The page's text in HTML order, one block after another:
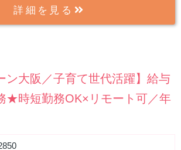
詳細を見る
ン大阪／子育て世代活躍】給与
★時短勤務OK×リモート可／年